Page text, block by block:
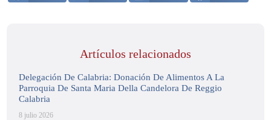
Artículos relacionados
Delegación De Calabria: Donación De Alimentos A La
Parroquia De Santa Maria Della Candelora De Reggio
Calabria
8 julio 2026